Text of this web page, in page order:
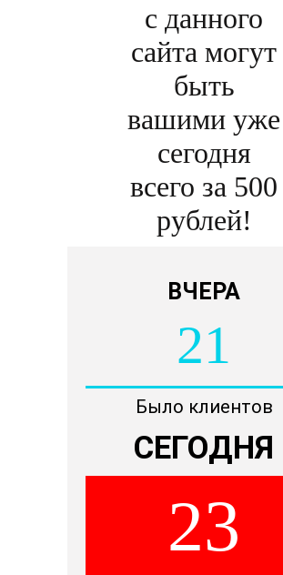
с данного
сайта могут
быть
вашими уже
сегодня
всего за 500
рублей!
ВЧЕРА
21
Было клиентов
СЕГОДНЯ
23